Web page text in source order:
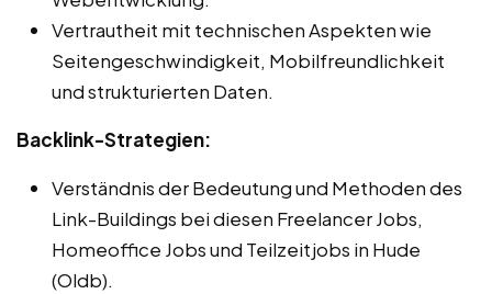
Vertrautheit mit technischen Aspekten wie
Seitengeschwindigkeit, Mobilfreundlichkeit
und strukturierten Daten.
Backlink-Strategien:
Verständnis der Bedeutung und Methoden des
Link-Buildings bei diesen Freelancer Jobs,
Homeoffice Jobs und Teilzeitjobs in Hude
(Oldb).